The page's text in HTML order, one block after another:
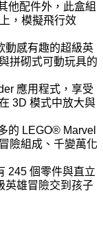
他配件外，此盒組
，模擬飛行效
動感有趣的超級英
拼砌式可動玩具的
應用程式，享受
3D 模式中放大與
的 LEGO® Marvel
險組成、千變萬化
245 個零件與直立
英雄冒險交到孩子